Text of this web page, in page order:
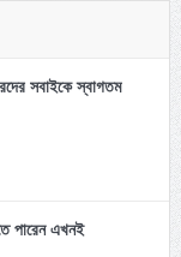
সবাইকে স্বাগতম
পারেন এখনই